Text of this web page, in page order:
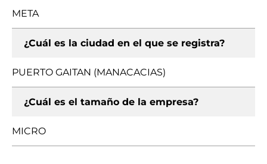
META
¿Cuál es la ciudad en el que se registra?
PUERTO GAITAN (MANACACIAS)
¿Cuál es el tamaño de la empresa?
MICRO